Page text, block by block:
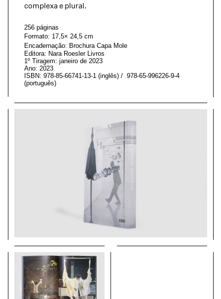
complexa e plural.
256 páginas
Formato: 17,5× 24,5 cm
Encadernação: Brochura Capa Mole
Editora: Nara Roesler Livros
1º Tiragem: janeiro de 2023
Ano: 2023
ISBN: 978-85-66741-13-1 (inglês) / 978-65-996226-9-4
(português)